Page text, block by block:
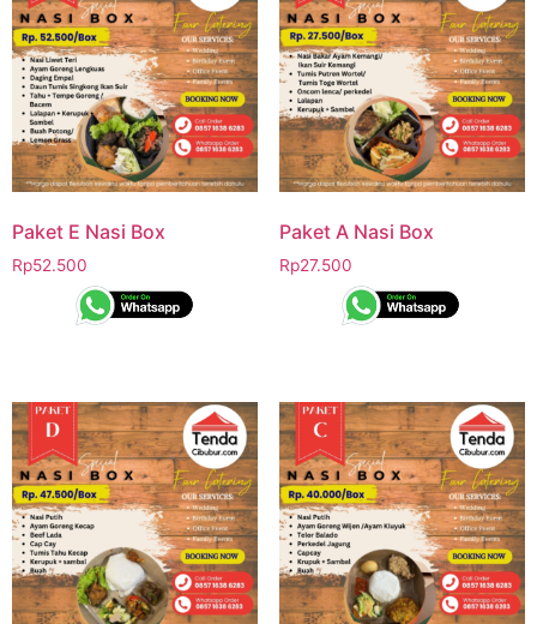
Paket E Nasi Box
Rp52.500
Paket A Nasi Box
Rp27.500